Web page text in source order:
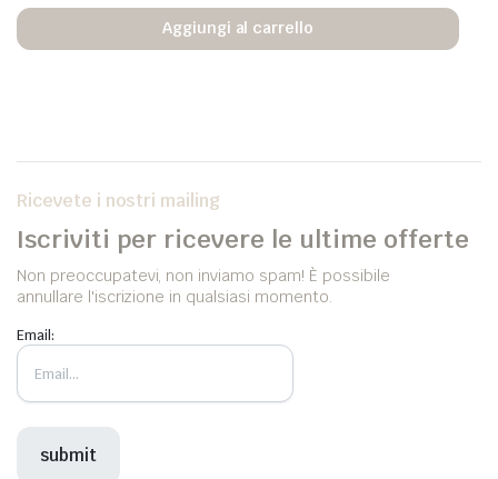
Aggiungi al carrello
Ricevete i nostri mailing
Iscriviti per ricevere le ultime offerte
Non preoccupatevi, non inviamo spam! È possibile
annullare l'iscrizione in qualsiasi momento.
Email: